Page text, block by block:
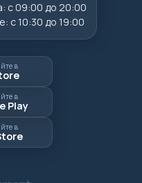
с 09:00 до 20:00
с 10:30 до 19:00
в
в
Play
в